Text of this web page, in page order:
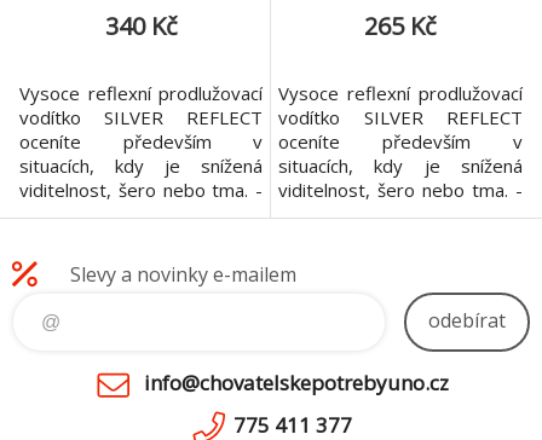
340 Kč
Vysoce reflexní prodlužovací
vodítko SILVER REFLECT
oceníte především v
situacích, kdy je snížená
viditelnost, šero nebo tma. -
vodítko je lehce nastavitelné
snadno se udržuje,
povrchová reflexní vrstva je
z měkkého plastu do kterého
se nevpíjí špína Materiál:
úpravou Barva: popruh
265 Kč
Vysoce reflexní prodlužovací
vodítko SILVER REFLECT
oceníte především v
situacích, kdy je snížená
viditelnost, šero nebo tma. -
vodítko je lehce nastavitelné
povrchová reflexní vrstva je
z měkkého plastu do kterého
se nevpíjí špína Materiál:
nylon, plast s reflexní
úpravou Barva: popruh č
Slevy a novinky e-mailem
odebírat
info@chovatelskepotrebyuno.cz
775 411 377